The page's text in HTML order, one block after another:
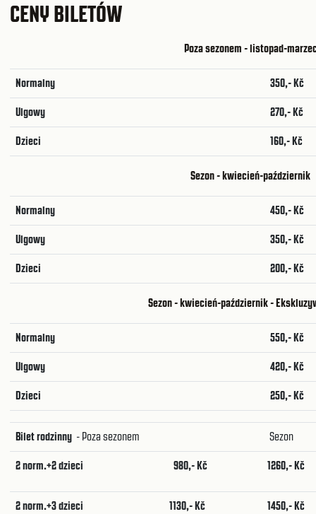
CENY BILETÓW
Poza sezonem - listopad-
Normalny 350,- Kč
Ulgowy 270,- Kč
Dzieci 160,- Kč
Sezon - kwiecień-październik
Normalny 450,- Kč
Ulgowy 350,- Kč
Dzieci 200,- Kč
Sezon - kwiecień-październik -
Normalny 550,- Kč
Ulgowy 420,- Kč
Dzieci 250,- Kč
Bilet rodzinny - Poza sezonem Sezon
2 norm.+2 dzieci 980,- Kč 1260,- Kč
2 norm.+3 dzieci 1130,- Kč 1450,- Kč